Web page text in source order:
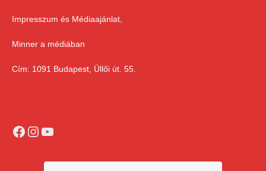
Impresszum és Médiaajánlat,
Minner a médiában
Cím: 1091 Budapest, Üllői út. 55.
Facebook
Instagram
YouTube